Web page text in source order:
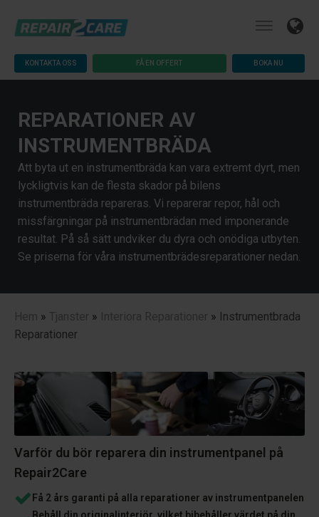
KONTAKTA OSS FÅ EN OFFERT BOKA NU
REPARATIONER AV
INSTRUMENTBRÄDA
Att byta ut en instrumentbräda kan vara extremt dyrt, men
lyckligtvis kan de flesta skador på bilens
instrumentbräda repareras. Vi reparerar repor, hål och
missfärgningar på instrumentbrädan med imponerande
resultat. På så sätt undviker du dyra och onödiga utbyten.
Se priserna för våra instrumentbrädesreparationer nedan.
Hem » Tjanster » Interiora Reparationer » Instrumentbrada
Reparationer
Varför du bör reparera din instrumentpanel på
Repair2Care
Få 2 års garanti på alla reparationer av instrumentpanelen